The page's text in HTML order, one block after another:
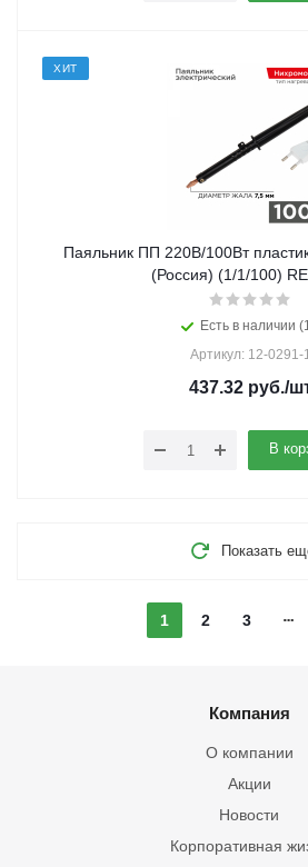
ХИТ
Паяльник ПП 220В/100Вт
(Россия) (1/1/100)
Есть в наличии
Артикул: 12-0291-
437.32руб./
В
Показать
1 2 3
Компания
О компании
Акции
Новости
Корпоративная